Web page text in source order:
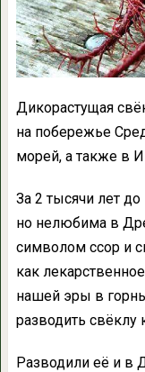
Дикорастущая
на побережье
морей, а также в
За 2 тысячи лет
но нелюбима в
символом ссор и
как
нашей эры в
разводить
Разводили её и в